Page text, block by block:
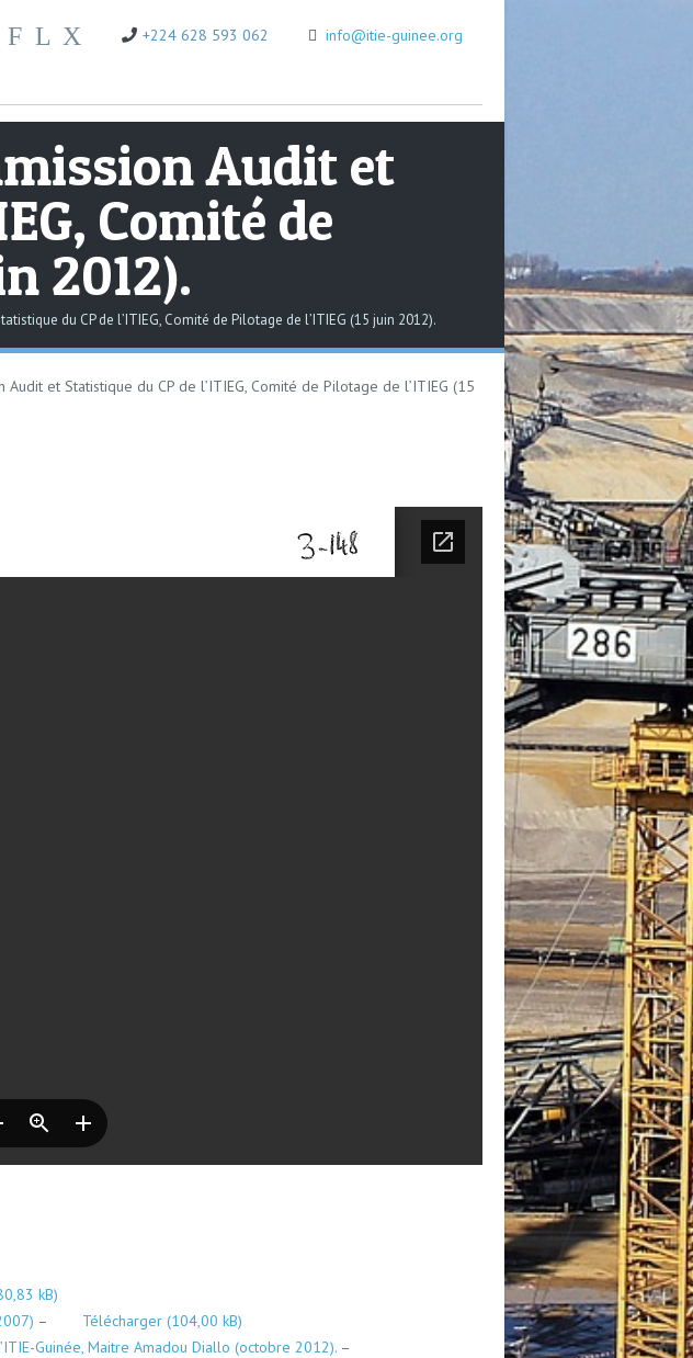
F L X +224 628 593 062 info@itie-guinee.org
Audit et
Comité de
2012).
du CP de l’ITIEG, Comité de Pilotage de l’ITIEG (15 juin 2012).
et Statistique du CP de l’ITIEG, Comité de Pilotage de l’ITIEG (15
–
Télécharger
Guinée, Maitre Amadou Diallo (octobre 2012). –